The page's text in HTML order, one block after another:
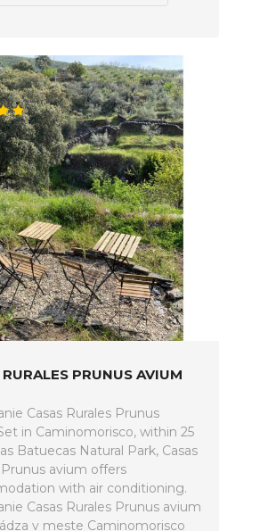
RURALES PRUNUS AVIUM
Casas Rurales Prunus
in Caminomorisco, within 25
Batuecas Natural Park, Casas
Prunus avium offers
with air conditioning.
Casas Rurales Prunus avium
v meste Caminomorisco